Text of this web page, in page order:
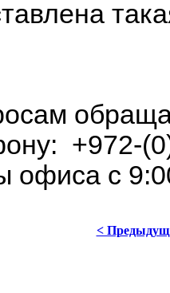
+972-
офиса с
<